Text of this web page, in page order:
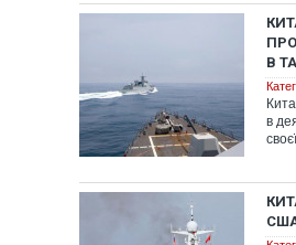
В
в